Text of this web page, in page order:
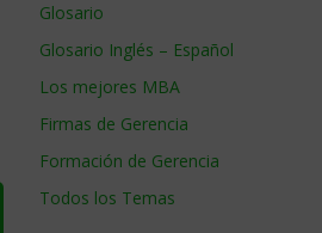
Glosario
Glosario Inglés – Español
Los mejores MBA
Firmas de Gerencia
Formación de Gerencia
Todos los Temas